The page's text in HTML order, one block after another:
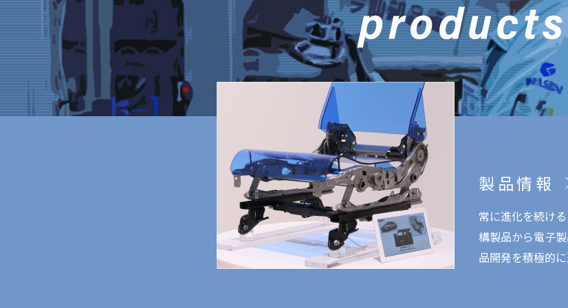
製品情報
常に進化を続け
構製品から電子
品開発を積極的に